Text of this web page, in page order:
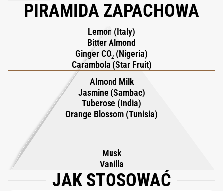
się z żywym nigeryjskim imbirem, tworząc bogaty bukiet, który
imbiru. Jasność wprowadza soczysta cytryna i owoce
gwiaździste, którym towarzyszy orzeźwiająca goryczka esencji
migdałowej. Aromatyczny dynamizm utrzymuje się, gdy absolut
jaśminu wielkolistnego i absolut kwiatu pomarańczy wnoszą
niuanse botaniczne i miodowe akcenty, przekształcając zapach
w uwodzicielskie i leniwe doświadczenie. Tubéreuse
Merveilleuse wykracza poza konwencjonalne pojęcie perfum; to
niezwykłe i wybuchowe objawienie zapachu, harmonijne
połączenie różnorodnych elementów, które urzeka zmysły i
tworzy niezapomnianą podróż węchową.
PIRAMIDA ZAPACHOWA
Lemon (Italy)
Bitter Almond
Ginger CO₂ (Nigeria)
Carambola (Star Fruit)
Almond Milk
Jasmine (Sambac)
Tuberose (India)
Orange Blossom (Tunisia)
Musk
Vanilla
JAK STOSOWAĆ